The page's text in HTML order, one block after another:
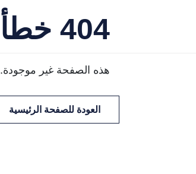
404 خطأ
هذه الصفحة غير موجودة.
العودة للصفحة الرئيسية